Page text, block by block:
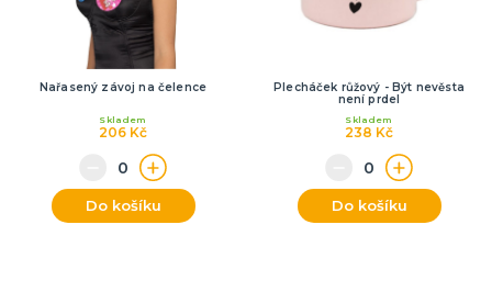
Nařasený závoj na čelence
206 Kč
Skladem
Do košíku
Plecháček růžový - Být nevěsta
není prdel
238 Kč
Skladem
Do košíku